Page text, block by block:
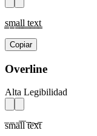
s̳m̳a̳l̳l̳ t̳e̳x̳t̳
Copiar
Overline
Alta Legibilidad
s̅m̅a̅l̅l̅ t̅e̅x̅t̅